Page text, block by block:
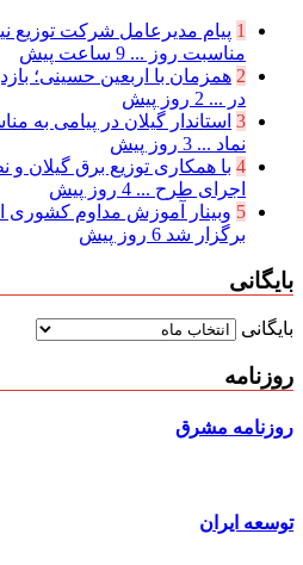
1 پیام مدیرعامل شركت توزیع
مناسبت روز ... 9 ساعت پیش
2 همزمان با اربعین حسینی؛
در ... 2 روز پیش
3 استاندار گیلان در پیامی به
نماد ... 3 روز پیش
4 با همکاری توزیع برق گیلان و
اجرای طرح ... 4 روز پیش
5 وبینار آموزش مداوم
برگزار شد 6 روز پیش
بایگانی
بایگانی
روزنامه
روزنامه مشرق
توسعه ایران